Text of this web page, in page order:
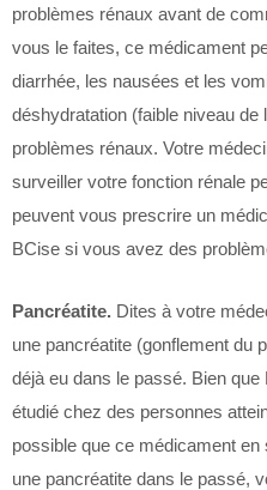
problèmes rénaux avant de
vous le faites, ce médicament
diarrhée, les nausées et les
déshydratation (faible niveau
problèmes rénaux. Votre
surveiller votre fonction rénale
peuvent vous prescrire un
BCise si vous avez des
Pancréatite. Dites à votre
une pancréatite (gonflement du
déjà eu dans le passé. Bien que
étudié chez des personnes
possible que ce médicament
une pancréatite dans le passé,